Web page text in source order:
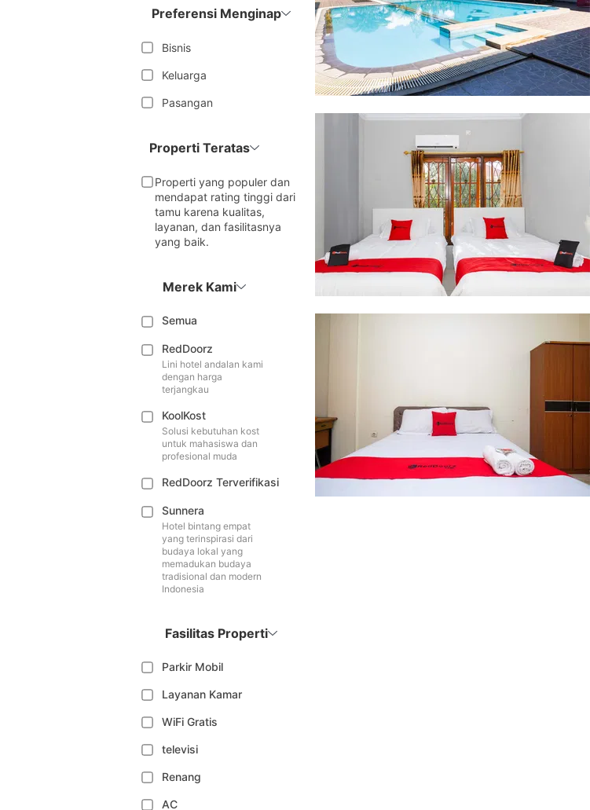
Preferensi Menginap
Bisnis
Keluarga
Pasangan
Properti Teratas
Properti yang populer dan
mendapat rating tinggi dari
tamu karena kualitas,
layanan, dan fasilitasnya
yang baik.
Merek Kami
Semua
RedDoorz
Lini hotel andalan kami
dengan harga
terjangkau
KoolKost
Solusi kebutuhan kost
untuk mahasiswa dan
profesional muda
RedDoorz Terverifikasi
Sunnera
Hotel bintang empat
yang terinspirasi dari
budaya lokal yang
memadukan budaya
tradisional dan modern
Indonesia
Fasilitas Properti
Parkir Mobil
Layanan Kamar
WiFi Gratis
televisi
Renang
AC